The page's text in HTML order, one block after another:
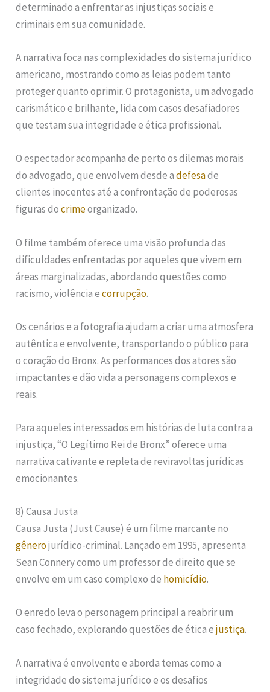
determinado a enfrentar as injustiças sociais e
criminais em sua comunidade.
A narrativa foca nas complexidades do sistema jurídico
americano, mostrando como as leias podem tanto
proteger quanto oprimir. O protagonista, um advogado
carismático e brilhante, lida com casos desafiadores
que testam sua integridade e ética profissional.
O espectador acompanha de perto os dilemas morais
do advogado, que envolvem desde adefesade
clientes inocentes até a confrontação de poderosas
figuras docrimeorganizado.
O filme também oferece uma visão profunda das
dificuldades enfrentadas por aqueles que vivem em
áreas marginalizadas, abordando questões como
racismo, violência ecorrupção.
Os cenários e a fotografia ajudam a criar uma atmosfera
autêntica e envolvente, transportando o público para
o coração do Bronx. As performances dos atores são
impactantes e dão vida a personagens complexos e
reais.
Para aqueles interessados em histórias de luta contra a
injustiça, “O Legítimo Rei de Bronx” oferece uma
narrativa cativante e repleta de reviravoltas jurídicas
emocionantes.
8) Causa Justa
Causa Justa (Just Cause) é um filme marcante no
gênerojurídico-criminal. Lançado em 1995, apresenta
Sean Connery como um professor de direito que se
envolve em um caso complexo de homicídio.
O enredo leva o personagem principal a reabrir um
caso fechado, explorando questões de ética ejustiça.
A narrativa é envolvente e aborda temas como a
integridade do sistema jurídico e os desafios